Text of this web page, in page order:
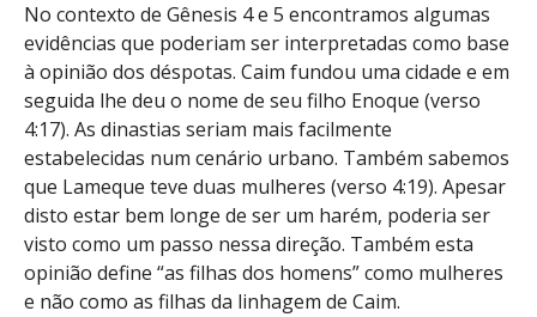
No contexto de Gênesis 4 e 5 encontramos algumas
evidências que poderiam ser interpretadas como base
à opinião dos déspotas. Caim fundou uma cidade e em
seguida lhe deu o nome de seu filho Enoque (verso
4:17). As dinastias seriam mais facilmente
estabelecidas num cenário urbano. Também sabemos
que Lameque teve duas mulheres (verso 4:19). Apesar
disto estar bem longe de ser um harém, poderia ser
visto como um passo nessa direção. Também esta
opinião define “as filhas dos homens” como mulheres
e não como as filhas da linhagem de Caim.